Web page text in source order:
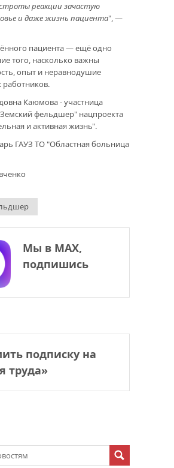
реакции зачастую
и даже жизнь пациента", —
пациента — ещё одно
того, насколько важны
опыт и неравнодушие
Каюмова - участница
фельдшер" нацпроекта
и активная жизнь".
ГАУЗ ТО "Областная больница
Мы в МАХ,
подпишись
подписку на
труда»